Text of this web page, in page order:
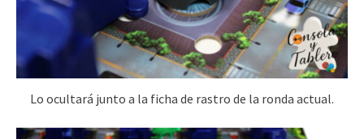
Lo ocultará junto a la ficha de rastro de la ronda actual.